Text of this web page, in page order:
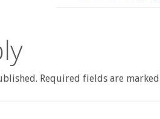
Required fields are marked